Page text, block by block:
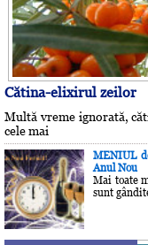
Cătina-elixirul zeilor
Multă vreme ignorată,
cele mai
MENIUL
Anul Nou
Mai toate
sunt